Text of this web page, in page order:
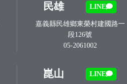
民雄 LINE
嘉義縣民雄鄉東榮村建國路一
段126號
05-2061002
崑山 LINE